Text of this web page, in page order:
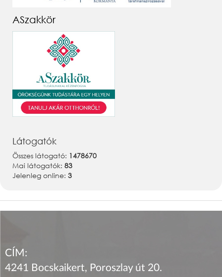
ASzakkör
Látogatók
Összes látogató: 1478670
Mai látogatók: 83
Jelenleg online: 3
CÍM:
4241 Bocskaikert, Poroszlay út 20.